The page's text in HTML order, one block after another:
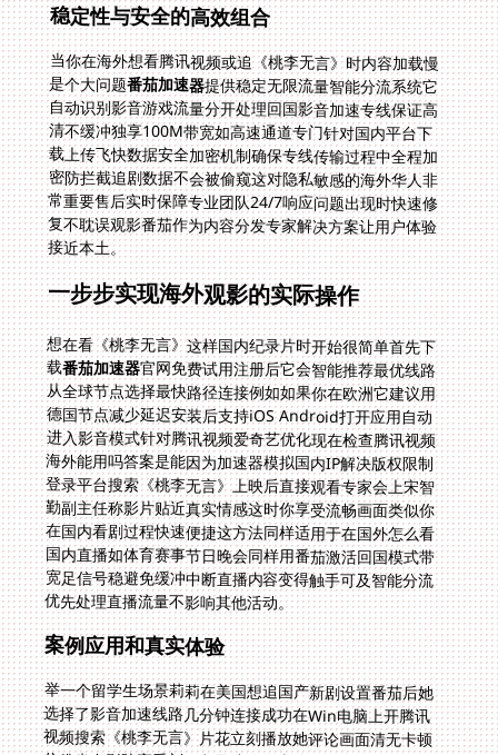
稳定性与安全的高效组合
当你在海外想看腾讯视频或追《桃李无言》时内容加载慢
是个大问题番茄加速器提供稳定无限流量智能分流系统它
自动识别影音游戏流量分开处理回国影音加速专线保证高
清不缓冲独享100M带宽如高速通道专门针对国内平台下
载上传飞快数据安全加密机制确保专线传输过程中全程加
密防拦截追剧数据不会被偷窥这对隐私敏感的海外华人非
常重要售后实时保障专业团队24/7响应问题出现时快速修
复不耽误观影番茄作为内容分发专家解决方案让用户体验
接近本土。
一步步实现海外观影的实际操作
想在看《桃李无言》这样国内纪录片时开始很简单首先下
载番茄加速器官网免费试用注册后它会智能推荐最优线路
从全球节点选择最快路径连接例如如果你在欧洲它建议用
德国节点减少延迟安装后支持iOS Android打开应用自动
进入影音模式针对腾讯视频爱奇艺优化现在检查腾讯视频
海外能用吗答案是能因为加速器模拟国内IP解决版权限制
登录平台搜索《桃李无言》上映后直接观看专家会上宋智
勤副主任称影片贴近真实情感这时你享受流畅画面类似你
在国内看剧过程快速便捷这方法同样适用于在国外怎么看
国内直播如体育赛事节日晚会同样用番茄激活回国模式带
宽足信号稳避免缓冲中断直播内容变得触手可及智能分流
优先处理直播流量不影响其他活动。
案例应用和真实体验
举一个留学生场景莉莉在美国想追国产新剧设置番茄后她
选择了影音加速线路几分钟连接成功在Win电脑上开腾讯
视频搜索《桃李无言》片花立刻播放她评论画面清无卡顿
仿佛坐在影院享受刘玉龙导演的故事分享这过程用了番茄
一人多端功能同时用手机看朋友圈后台运行稳定无限流量
确保她不担心数据超额周末看国内综艺直播轻松番茄专业
加密给她安全感团队实时响应问题一旦有小毛病及时处理